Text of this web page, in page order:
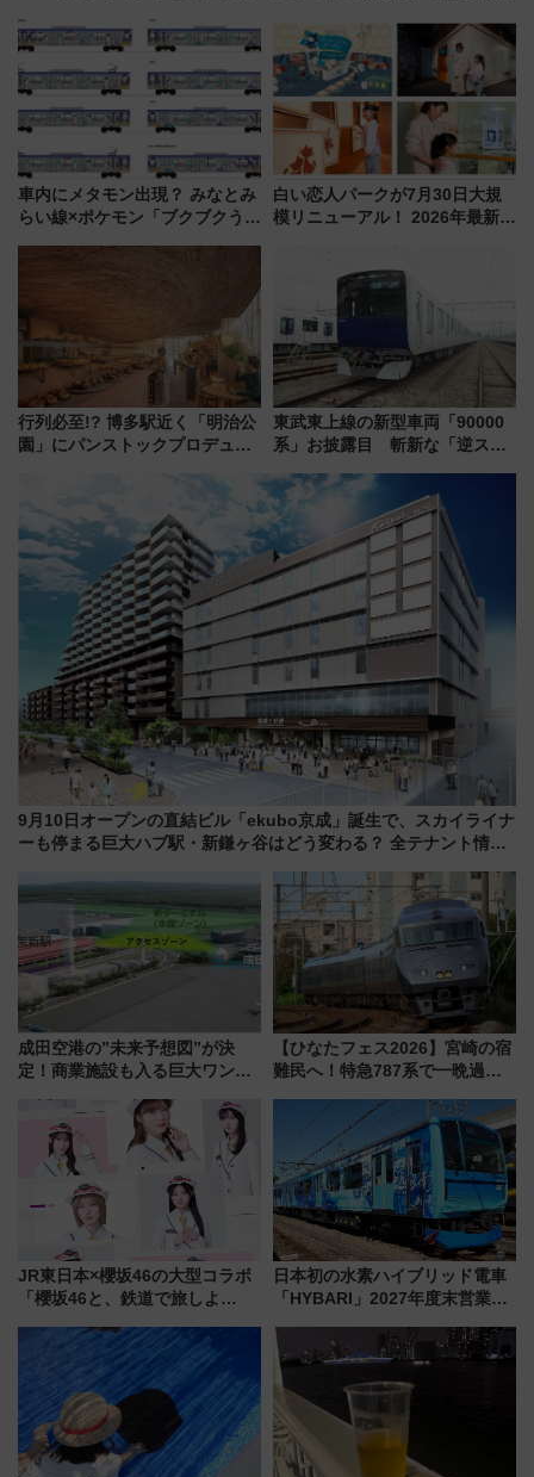
中旬発売
にオーダーメイド型の宿泊プラ
ンが誕生！
車内にメタモン出現？ みなとみ
らい線×ポケモン「ブクブクうみ
白い恋人パークが7月30日大規
模リニューアル！ 2026年最新の
（札幌市）
行列必至!? 博多駅近く「明治公
園」にパンストックプロデュー
東武東上線の新型車両「90000
系」お披露目 斬新な「逆スラ
放的な車内空間に注目、デビュ
ーは9月
9月10日オープンの直結ビル「ekubo京成」誕生で、スカイライナ
ーも停まる巨大ハブ駅・新鎌ヶ谷はどう変わる？ 全テナント情報
成田空港の”未来予想図”が決
定！商業施設も入る巨大ワンタ
で新型特急が品川･羽田とを結
ぶ！ JR空港駅は2面3線化！
【ひなたフェス2026】宮崎の宿
難民へ！特急787系で一晩過ご
ローおひさま」が救世主に？
JR東日本×櫻坂46の大型コラボ
「櫻坂46と、鉄道で旅しよ
潟・長野・庄内へ
日本初の水素ハイブリッド電車
「HYBARI」2027年度末営業運
で水素利活用が加速